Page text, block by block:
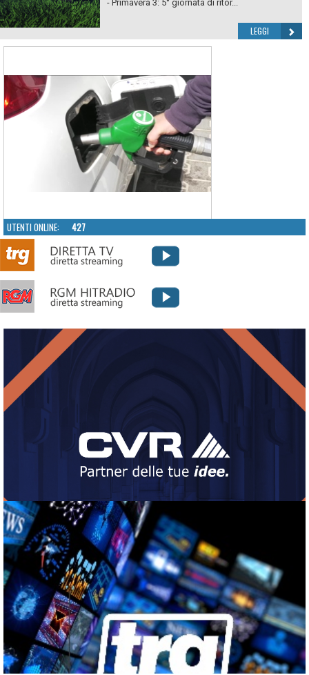
- Primavera 3: 5° giornata di ritor...
LEGGI
UTENTI ONLINE: 427